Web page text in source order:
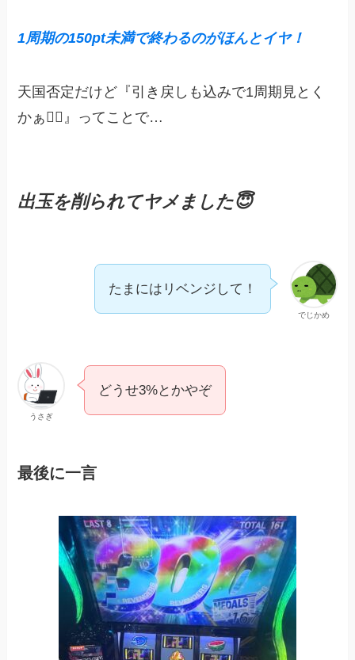
1周期の150pt未満で終わるのがほんとイヤ！
天国否定だけど『引き戻しも込みで1周期見とく
かぁ😮‍💨』ってことで…
出玉を削られてヤメました😇
でじかめ
たまにはリベンジして！
うさぎ
どうせ3%とかやぞ
最後に一言